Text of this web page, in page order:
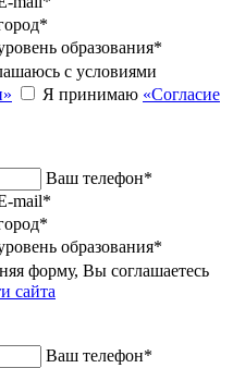
*
образования*
с условиями
Я принимаю «Согласие
Ваш телефон*
mail*
*
образования*
форму, Вы соглашаетесь
сайта
Ваш телефон*